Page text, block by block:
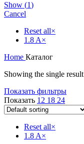
Show (1)
Cancel
Reset all×
1.8 A×
Home Каталог
Showing the single result
Показать фильтры
Показать 12 18 24
Reset all×
1.8 A×